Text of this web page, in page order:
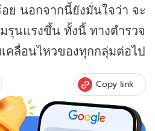
อย นอกจากนี้ยังมั่นใจว่า จะ
รุนแรงขึ้น ทั้งนี้ ทางตำรวจ
คลื่อนไหวของทุกกลุ่มต่อไป
Copy link